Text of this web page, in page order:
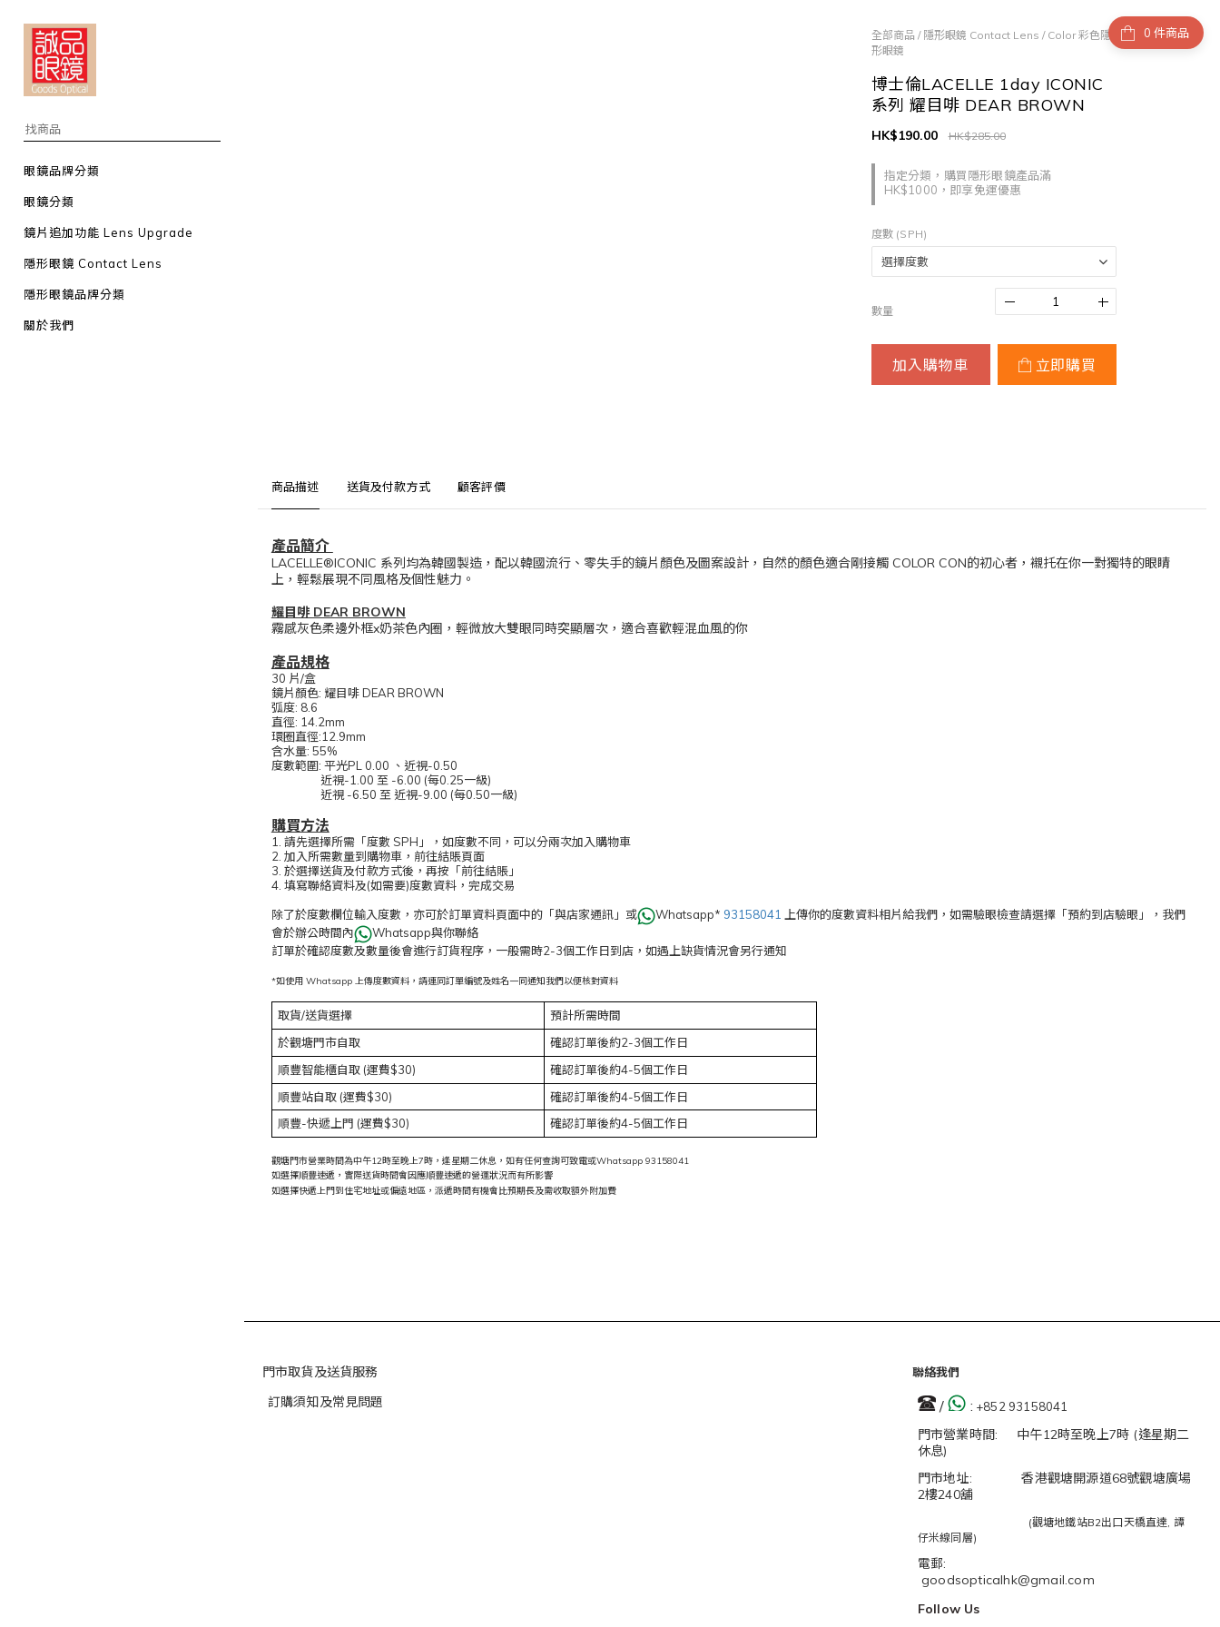
眼鏡品牌分類
眼鏡分類
鏡片追加功能 Lens Upgrade
隱形眼鏡 Contact Lens
隱形眼鏡品牌分類
關於我們
件商品
全部商品 / 隱形眼鏡 Contact Lens / Color 彩色隱
形眼鏡
博士倫LACELLE 1day ICONIC
系列 耀目啡 DEAR BROWN
指定分類，購買隱形眼鏡產品滿
HK$1000，即享免運優惠
HK$285.00
HK$190.00
度數 (SPH)
數量
加入購物車 立即購買
商品描述 送貨及付款方式 顧客評價
產品簡介
LACELLE®ICONIC 系列均為韓國製造，配以韓國流行、零失手的鏡片顏色及圖案設計，自然的顏色適合剛接觸 COLOR CON的初心者，襯托在你一對獨特的眼睛
上，輕鬆展現不同風格及個性魅力。
耀目啡 DEAR BROWN
霧感灰色柔邊外框x奶茶色內圈，輕微放大雙眼同時突顯層次，適合喜歡輕混血風的你
產品規格
30 片/盒
鏡片顏色: 耀目啡 DEAR BROWN
弧度: 8.6
直徑: 14.2mm
環圈直徑:12.9mm
含水量: 55%
度數範圍: 平光PL 0.00 、近視-0.50
近視-1.00 至 -6.00 (每0.25一級)
近視 -6.50 至 近視-9.00 (每0.50一級)
購買方法
1. 請先選擇所需「度數 SPH」，如度數不同，可以分兩次加入購物車
2. 加入所需數量到購物車，前往結賬頁面
3. 於選擇送貨及付款方式後，再按「前往結賬」
4. 填寫聯絡資料及(如需要)度數資料，完成交易
除了於度數欄位輸入度數，亦可於訂單資料頁面中的「與店家通訊」或 Whatsapp* 93158041 上傳你的度數資料相片給我們，如需驗眼檢查請選擇「預約到店驗眼」，我們
會於辦公時間內
Whatsapp與你聯絡
訂單於確認度數及數量後會進行訂貨程序，一般需時2-3個工作日到店，如遇上缺貨情況會另行通知
*如使用 Whatsapp 上傳度數資料，請連同訂單編號及姓名一同通知我們以便核對資料
取貨/送貨選擇
預計所需時間
於觀塘門市自取
確認訂單後約2-3個工作日
順豐智能櫃自取 (運費$30)
確認訂單後約4-5個工作日
順豐站自取 (運費$30)
確認訂單後約4-5個工作日
順豐-快遞上門 (運費$30) 確認訂單後約4-5個工作日
觀塘門市營業時間為中午12時至晚上7時，逢星期二休息，如有任何查詢可致電或Whatsapp 93158041
如選擇順豐速遞，實際送貨時間會因應順豐速遞的營運狀況而有所影響
如選擇快遞上門到住宅地址或偏遠地區，派遞時間有機會比預期長及需收取額外附加費
門市取貨及送貨服務
訂購須知及常見問題
聯絡我們
/ : +852 93158041
門市營業時間: 中午12時至晚上7時 (逢星期二
休息)
門市地址: 香港觀塘開源道68號觀塘廣場
2樓240舖
(觀塘地鐵站B2出口天橋直達, 譚
仔米線同層)
電郵:
goodsopticalhk@gmail.com
Follow Us